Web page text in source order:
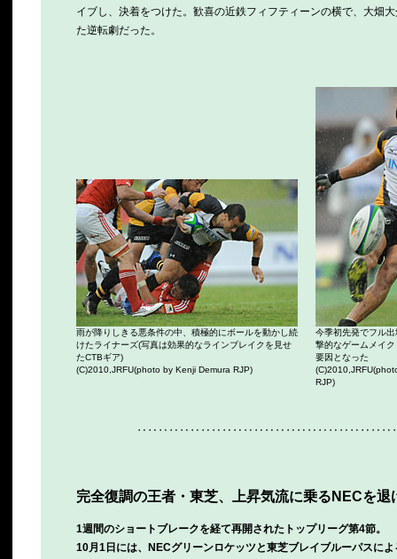
イブし、決着をつけた。歓喜の近鉄フィフティーンの横で、大畑
た逆転劇だった。
雨が降りしきる悪条件の中、積極的にボールを動かし続
けたライナーズ(写真は効果的なラインブレイクを見せ
たCTBギア)
(C)2010,JRFU(photo by Kenji Demura RJP)
今季初先発でフル
撃的なゲームメイ
要因となった
RJP)
完全復調の王者・東芝、上昇気流に乗るNECを退
1週間のショートブレークを経て再開されたトップリーグ第4節。
10月1日には、NECグリーンロケッツと東芝ブレイブルーパスに